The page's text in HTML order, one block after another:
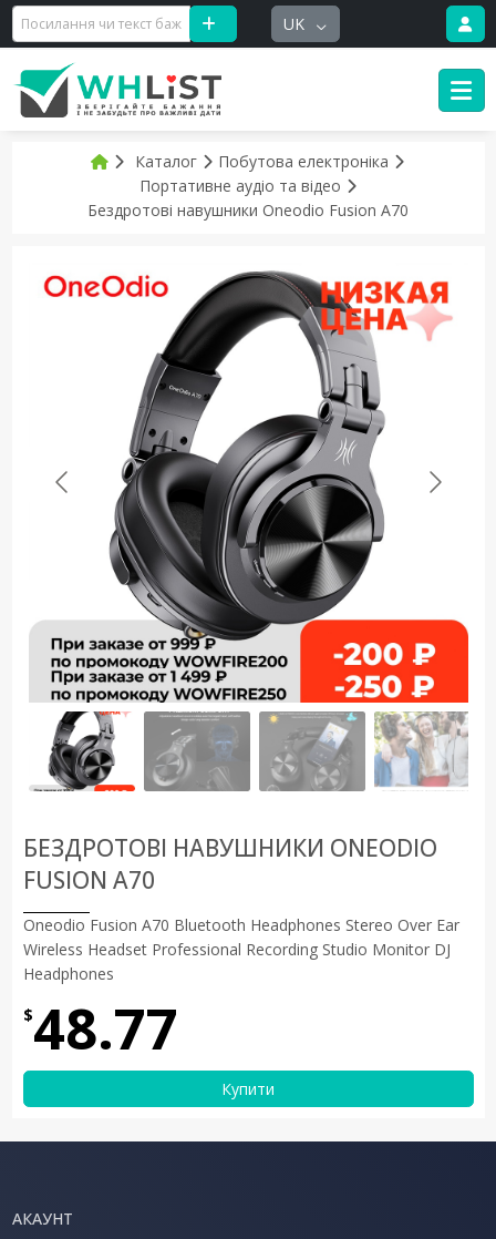
UK
Каталог
Побутова електроніка
Портативне аудіо та відео
Бездротові навушники Oneodio Fusion A70
БЕЗДРОТОВІ НАВУШНИКИ ONEODIO
FUSION A70
Oneodio Fusion A70 Bluetooth Headphones Stereo Over Ear
Wireless Headset Professional Recording Studio Monitor DJ
Headphones
$48.77
Купити
АКАУНТ